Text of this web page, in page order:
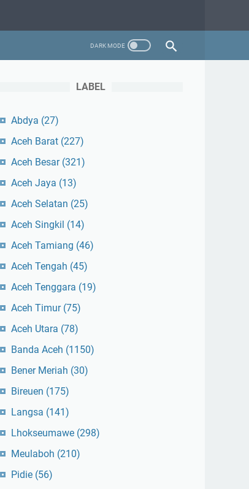
LABEL
Abdya (27)
Aceh Barat (227)
Aceh Besar (321)
Aceh Jaya (13)
Aceh Selatan (25)
Aceh Singkil (14)
Aceh Tamiang (46)
Aceh Tengah (45)
Aceh Tenggara (19)
Aceh Timur (75)
Aceh Utara (78)
Banda Aceh (1150)
Bener Meriah (30)
Bireuen (175)
Langsa (141)
Lhokseumawe (298)
Meulaboh (210)
Pidie (56)